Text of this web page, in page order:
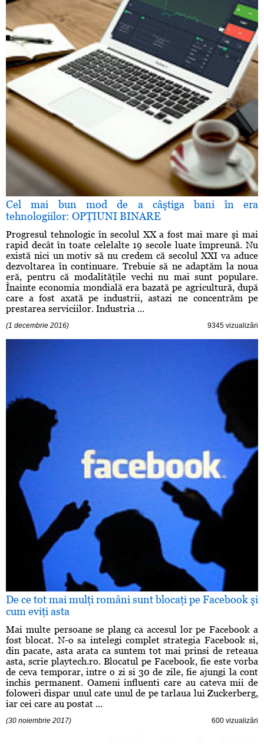
Cel mai bun mod de a câştiga bani în era
tehnologiilor: OPŢIUNI BINARE
Progresul tehnologic în secolul XX a fost mai mare şi mai
rapid decât în toate celelalte ​​19 secole luate împreună. Nu
există nici un motiv să nu credem că secolul XXI va aduce
dezvoltarea în continuare. Trebuie să ne adaptăm la noua
eră, pentru că modalităţile vechi nu mai sunt populare.
Înainte economia mondială era bazată pe agricultură, după
care a fost axată pe industrii, astazi ne concentrăm pe
prestarea serviciilor. Industria ...
(1 decembrie 2016) 9345 vizualizări
De ce tot mai mulţi români sunt blocaţi pe Facebook şi
cum eviţi asta
Mai multe persoane se plang ca accesul lor pe Facebook a
fost blocat. N-o sa intelegi complet strategia Facebook si,
din pacate, asta arata ca suntem tot mai prinsi de reteaua
asta, scrie playtech.ro. Blocatul pe Facebook, fie este vorba
de ceva temporar, intre o zi si 30 de zile, fie ajungi la cont
inchis permanent. Oameni influenti care au cateva mii de
foloweri dispar unul cate unul de pe tarlaua lui Zuckerberg,
iar cei care au postat ...
(30 noiembrie 2017) 600 vizualizări